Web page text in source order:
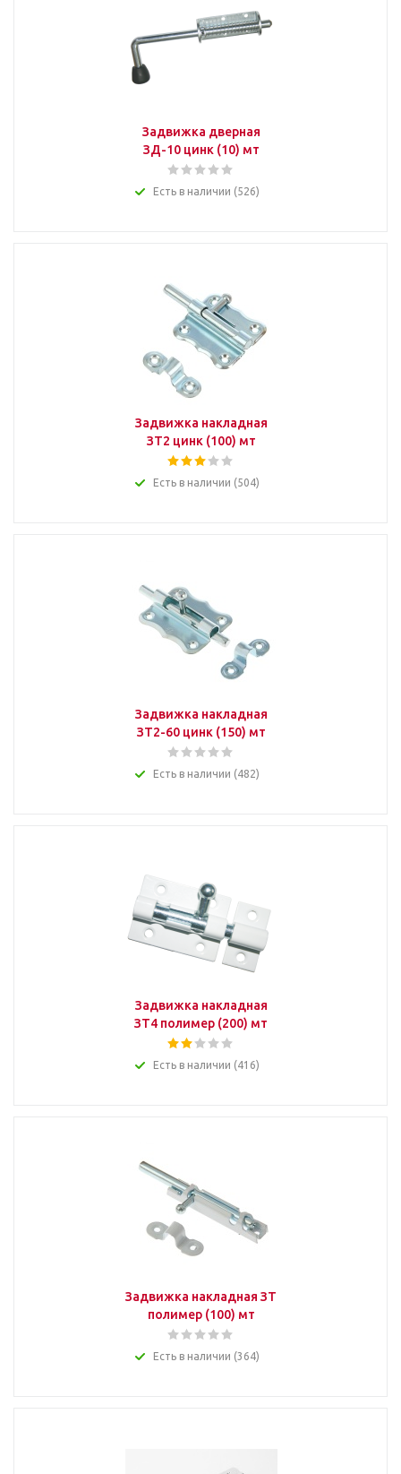
Задвижка дверная
ЗД-10 цинк (10) мт
Есть в наличии (526)
Задвижка накладная
ЗТ2 цинк (100) мт
Есть в наличии (504)
Задвижка накладная
ЗТ2-60 цинк (150) мт
Есть в наличии (482)
Задвижка накладная
ЗТ4 полимер (200) мт
Есть в наличии (416)
Задвижка накладная ЗТ
полимер (100) мт
Есть в наличии (364)